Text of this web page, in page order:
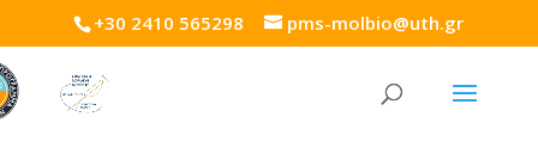
+30 2410 565298 pms-molbio@uth.gr